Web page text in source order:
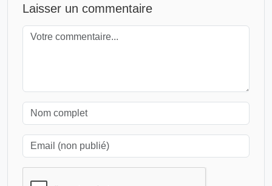
Laisser un commentaire